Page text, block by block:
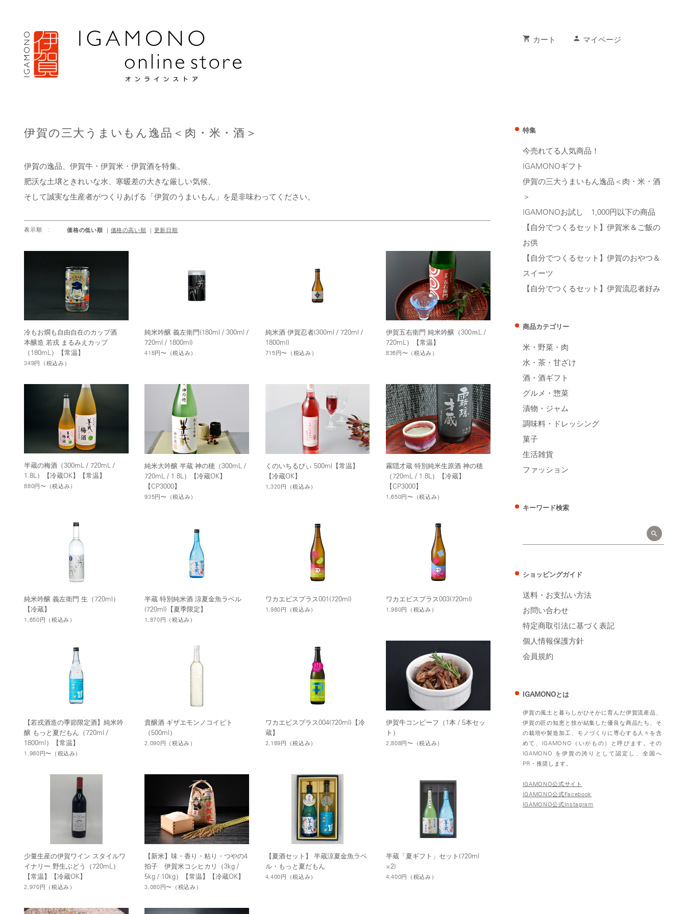
shopping_cart カート person マイページ
伊賀の三大うまいもん逸品＜肉・米・酒＞
伊賀の逸品、伊賀牛・伊賀米・伊賀酒を特集。
肥沃な土壌ときれいな水、寒暖差の大きな厳しい気候、
そして誠実な生産者がつくりあげる「伊賀のうまいもん」を是非味わってください。
表示順 : 価格の低い順 価格の高い順 更新日順
冷もお燗も自由自在のカップ酒
本醸造 若戎 まるみえカップ
（180mL）【常温】
349円 （税込み）
純米吟醸 義左衛門(180ml / 300ml /
720ml / 1800ml)
418円〜 （税込み）
純米酒 伊賀忍者(300ml / 720ml /
1800ml)
715円〜 （税込み）
伊賀五右衛門 純米吟醸（300ｍL /
720mL）【常温】
836円〜 （税込み）
半蔵の梅酒（300mL / 720mL /
1.8L）【冷蔵OK】【常温】
880円〜 （税込み）
純米大吟醸 半蔵 神の穂（300mL /
720mL / 1.8L）【冷蔵OK】
【CP3000】
935円〜 （税込み）
くのいちるびぃ 500ml【常温】
【冷蔵OK】
1,320円 （税込み）
霧隠才蔵 特別純米生原酒 神の穂
（720mL / 1.8L）【冷蔵】
【CP3000】
1,650円〜 （税込み）
純米吟醸 義左衛門 生（720ml）
【冷蔵】
1,650円 （税込み）
半蔵 特別純米酒 涼夏金魚ラベル
(720ml)【夏季限定】
1,870円 （税込み）
ワカエビスプラス001(720ml)
1,980円 （税込み）
ワカエビスプラス003(720ml)
1,980円 （税込み）
【若戎酒造の季節限定酒】純米吟
醸 もっと夏だもん（720ml /
1800ml）【常温】
1,980円〜 （税込み）
貴醸酒 ギザエモンノコイビト
（500ml）
2,090円 （税込み）
ワカエビスプラス004(720ml)【冷
蔵】
2,189円 （税込み）
伊賀牛コンビーフ（1本 / 5本セッ
ト）
2,808円〜 （税込み）
少量生産の伊賀ワイン スタイルワ
イナリー 野生ぶどう（720mL）
【常温】【冷蔵OK】
2,970円 （税込み）
【新米】味・香り・粘り・つやの4
拍子 伊賀米コシヒカリ（3kg /
5kg / 10kg）【常温】【冷蔵OK】
3,080円〜 （税込み）
【夏酒セット】 半蔵涼夏金魚ラベ
ル・もっと夏だもん
4,400円 （税込み）
半蔵「夏ギフト」セット(720ml
×2)
4,400円 （税込み）
特集
今売れてる人気商品！
IGAMONOギフト
伊賀の三大うまいもん逸品＜肉・米・酒
＞
IGAMONOお試し 1,000円以下の商品
【自分でつくるセット】伊賀米＆ご飯の
お供
【自分でつくるセット】伊賀のおやつ＆
スイーツ
【自分でつくるセット】伊賀流忍者好み
商品カテゴリー
米・野菜・肉
水・茶・甘ざけ
酒・酒ギフト
グルメ・惣菜
漬物・ジャム
調味料・ドレッシング
菓子
生活雑貨
ファッション
キーワード検索
ショッピングガイド
送料・お支払い方法
お問い合わせ
特定商取引法に基づく表記
個人情報保護方針
会員規約
IGAMONOとは
伊賀の風土と暮らしがひそかに育んだ伊賀流産品、
伊賀の匠の知恵と技が結集した優良な商品たち、そ
の栽培や製造加工、モノづくりに専心する人々を含
めて、IGAMONO（いがもの）と呼びます。その
IGAMONO を伊賀の誇りとして認定し、全国へ
PR・推奨します。
IGAMONO公式サイト
IGAMONO公式Facebook
IGAMONO公式Instagram